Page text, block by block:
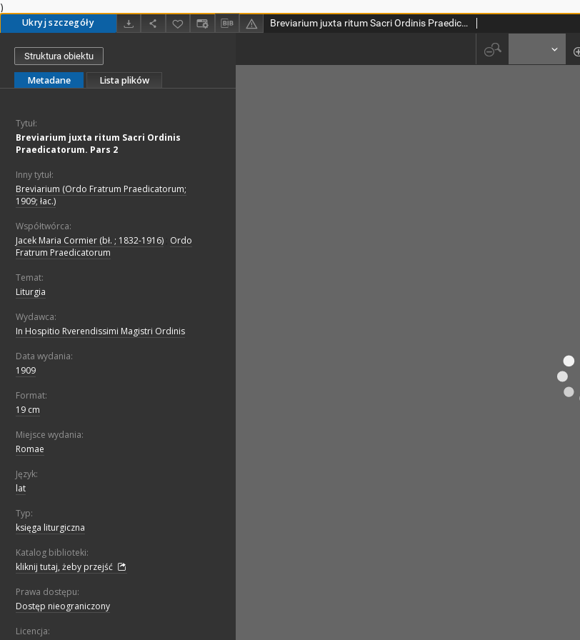
)
Ukryj szczegóły Breviarium juxta ritum Sacri Ordinis Praedicatorum. Pars 2
Struktura obiektu
Metadane Lista plików
Tytuł:
Breviarium juxta ritum Sacri Ordinis
Praedicatorum. Pars 2
Inny tytuł:
Breviarium (Ordo Fratrum Praedicatorum;
1909; łac.)
Współtwórca:
Jacek Maria Cormier (bł. ; 1832-1916) Ordo
Fratrum Praedicatorum
Temat:
Liturgia
Wydawca:
In Hospitio Rverendissimi Magistri Ordinis
Data wydania:
1909
Format:
19 cm
Miejsce wydania:
Romae
Język:
lat
Typ:
księga liturgiczna
Katalog biblioteki:
kliknij tutaj, żeby przejść
Prawa dostępu:
Dostęp nieograniczony
Licencja: